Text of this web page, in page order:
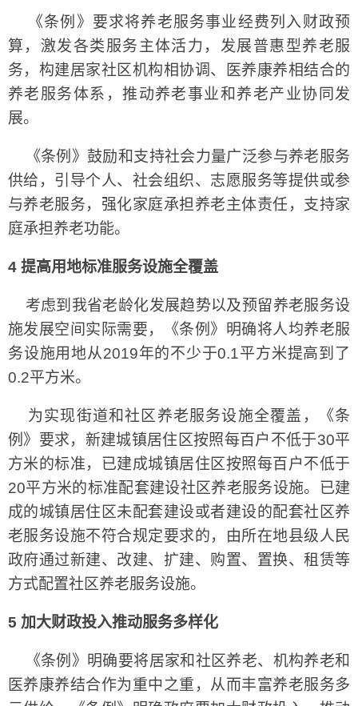
《条例》要求将养老服务事业经费列入财政预
算，激发各类服务主体活力，发展普惠型养老服
务，构建居家社区机构相协调、医养康养相结合的
养老服务体系，推动养老事业和养老产业协同发
展。
《条例》鼓励和支持社会力量广泛参与养老服务
供给，引导个人、社会组织、志愿服务等提供或参
与养老服务，强化家庭承担养老主体责任，支持家
庭承担养老功能。
4 提高用地标准服务设施全覆盖
考虑到我省老龄化发展趋势以及预留养老服务设
施发展空间实际需要，《条例》明确将人均养老服
务设施用地从2019年的不少于0.1平方米提高到了
0.2平方米。
为实现街道和社区养老服务设施全覆盖，《条
例》要求，新建城镇居住区按照每百户不低于30平
方米的标准，已建成城镇居住区按照每百户不低于
20平方米的标准配套建设社区养老服务设施。已建
成的城镇居住区未配套建设或者建设的配套社区养
老服务设施不符合规定要求的，由所在地县级人民
政府通过新建、改建、扩建、购置、置换、租赁等
方式配置社区养老服务设施。
5 加大财政投入推动服务多样化
《条例》明确要将居家和社区养老、机构养老和
医养康养结合作为重中之重，从而丰富养老服务多